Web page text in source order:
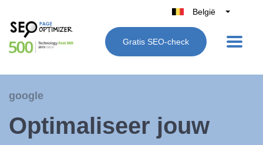
België
Belgique
Nederland
España
Gratis SEO-check
google
Optimaliseer jouw